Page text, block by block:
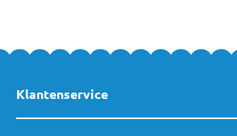
Klantenservice